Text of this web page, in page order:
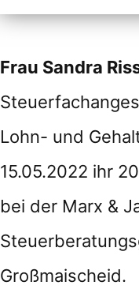
Frau Sandra
Lohn- und
15.05.2022 ihr
bei der Marx &
Großmaischeid.